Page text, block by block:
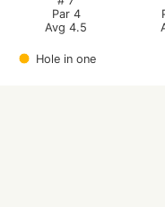
Hole in one
Par 4
Avg 4.5